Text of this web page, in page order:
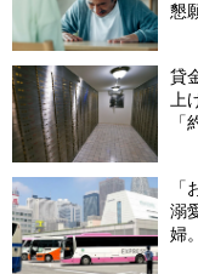
懇
貸
溺
婦